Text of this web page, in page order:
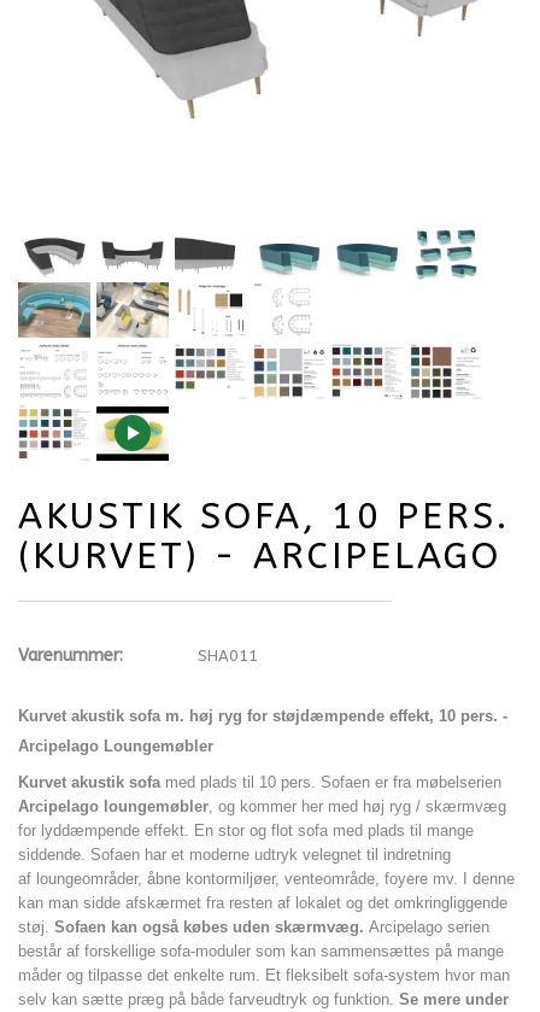
AKUSTIK SOFA, 10 PERS.
(KURVET) - ARCIPELAGO
Varenummer: SHA011
Kurvet akustik sofa m. høj ryg for støjdæmpende effekt, 10 pers. -
Arcipelago Loungemøbler
Kurvet akustik sofamed plads til 10 pers. Sofaen er fra møbelserien
Arcipelago loungemøbler, og kommer her med høj ryg / skærmvæg
for lyddæmpende effekt. En stor og flot sofa med plads til mange
siddende. Sofaen har et moderne udtryk velegnet til indretning
af loungeområder, åbne kontormiljøer, venteområde, foyere mv. I denne
kan man sidde afskærmet fra resten af lokalet og det omkringliggende
støj. Sofaen kan også købes uden skærmvæg. Arcipelago serien
består af forskellige sofa-moduler som kan sammensættes på mange
måder og tilpasse det enkelte rum. Et fleksibelt sofa-system hvor man
selv kan sætte præg på både farveudtryk og funktion. Se mere under